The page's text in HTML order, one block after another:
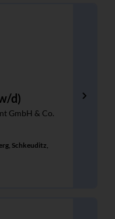
d)
GmbH & Co.
Schkeuditz,